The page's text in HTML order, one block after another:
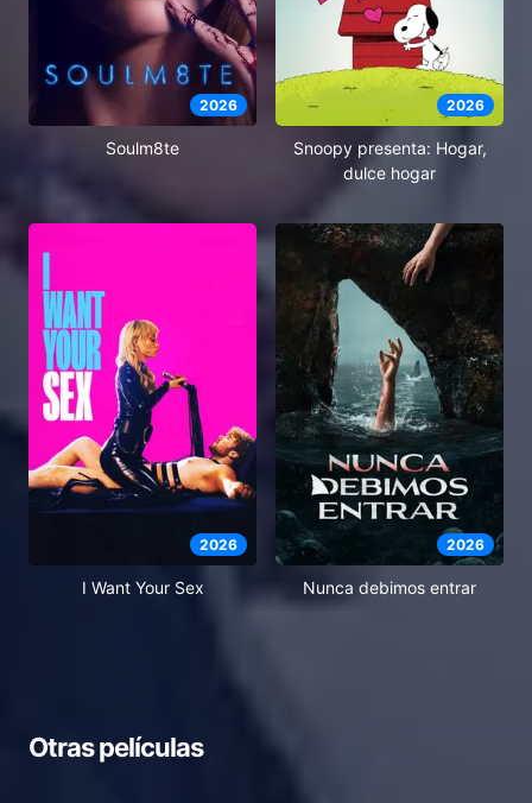
2026
Soulm8te
2026
Snoopy presenta: Hogar,
dulce hogar
2026
I Want Your Sex
2026
Nunca debimos entrar
Otras películas